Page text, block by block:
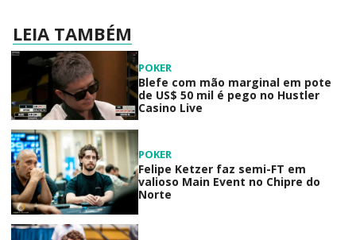
LEIA TAMBÉM
POKER
Blefe com mão marginal em pote
de US$ 50 mil é pego no Hustler
Casino Live
POKER
Felipe Ketzer faz semi-FT em
valioso Main Event no Chipre do
Norte